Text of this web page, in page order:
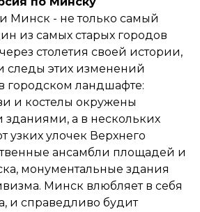
Минск - не только самый
из самых старых городов
столетия своей истории,
следы этих изменений
городском ландшафте:
и костелы окружены
а в нескольких
узких улочек Верхнего
ансамбли площадей и
монументальные здания
Минск влюбляет в себя
и справедливо будит